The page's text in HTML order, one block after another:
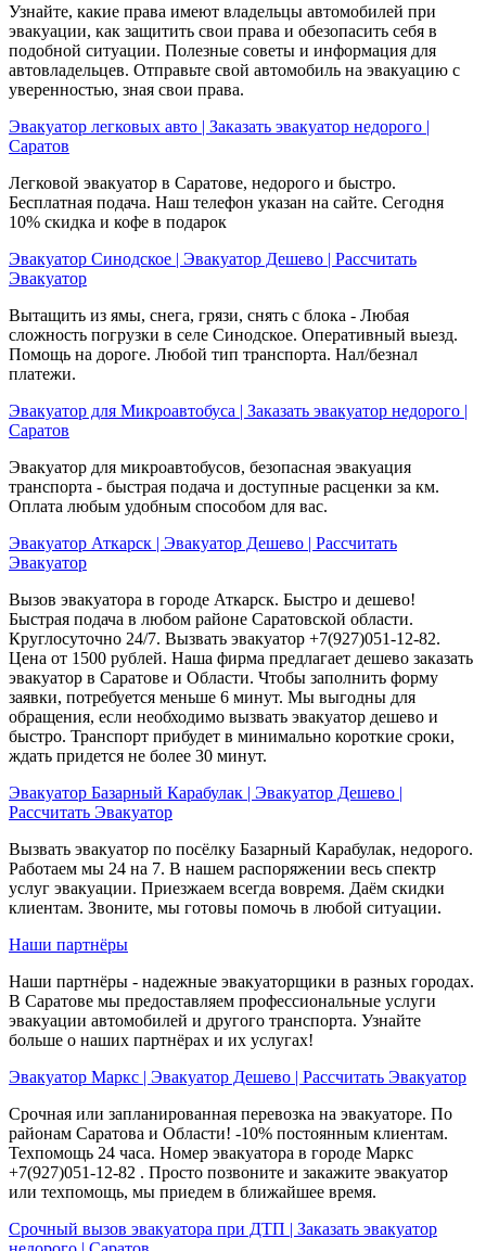
Узнайте, какие права имеют владельцы автомобилей при
эвакуации, как защитить свои права и обезопасить себя в
подобной ситуации. Полезные советы и информация для
автовладельцев. Отправьте свой автомобиль на эвакуацию с
уверенностью, зная свои права.
Эвакуатор легковых авто | Заказать эвакуатор недорого |
Саратов
Легковой эвакуатор в Саратове, недорого и быстро.
Бесплатная подача. Наш телефон указан на сайте. Сегодня
10% скидка и кофе в подарок
Эвакуатор Синодское | Эвакуатор Дешево | Рассчитать
Эвакуатор
Вытащить из ямы, снега, грязи, снять с блока - Любая
сложность погрузки в селе Синодское. Оперативный выезд.
Помощь на дороге. Любой тип транспорта. Нал/безнал
платежи.
Эвакуатор для Микроавтобуса | Заказать эвакуатор недорого |
Саратов
Эвакуатор для микроавтобусов, безопасная эвакуация
транспорта - быстрая подача и доступные расценки за км.
Оплата любым удобным способом для вас.
Эвакуатор Аткарск | Эвакуатор Дешево | Рассчитать
Эвакуатор
Вызов эвакуатора в городе Аткарск. Быстро и дешево!
Быстрая подача в любом районе Саратовской области.
Круглосуточно 24/7. Вызвать эвакуатор +7(927)051-12-82.
Цена от 1500 рублей. Наша фирма предлагает дешево заказать
эвакуатор в Саратове и Области. Чтобы заполнить форму
заявки, потребуется меньше 6 минут. Мы выгодны для
обращения, если необходимо вызвать эвакуатор дешево и
быстро. Транспорт прибудет в минимально короткие сроки,
ждать придется не более 30 минут.
Эвакуатор Базарный Карабулак | Эвакуатор Дешево |
Рассчитать Эвакуатор
Вызвать эвакуатор по посёлку Базарный Карабулак, недорого.
Работаем мы 24 на 7. В нашем распоряжении весь спектр
услуг эвакуации. Приезжаем всегда вовремя. Даём скидки
клиентам. Звоните, мы готовы помочь в любой ситуации.
Наши партнёры
Наши партнёры - надежные эвакуаторщики в разных городах.
В Саратове мы предоставляем профессиональные услуги
эвакуации автомобилей и другого транспорта. Узнайте
больше о наших партнёрах и их услугах!
Эвакуатор Маркс | Эвакуатор Дешево | Рассчитать Эвакуатор
Срочная или запланированная перевозка на эвакуаторе. По
районам Саратова и Области! -10% постоянным клиентам.
Техпомощь 24 часа. Номер эвакуатора в городе Маркс
+7(927)051-12-82 . Просто позвоните и закажите эвакуатор
или техпомощь, мы приедем в ближайшее время.
Срочный вызов эвакуатора при ДТП | Заказать эвакуатор